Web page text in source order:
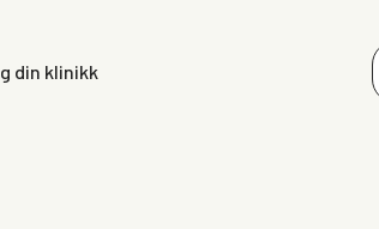
din klinikk